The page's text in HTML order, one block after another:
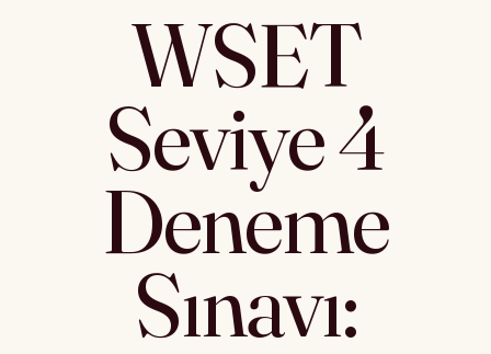
WSET
Seviye 4
Deneme
Sınavı: